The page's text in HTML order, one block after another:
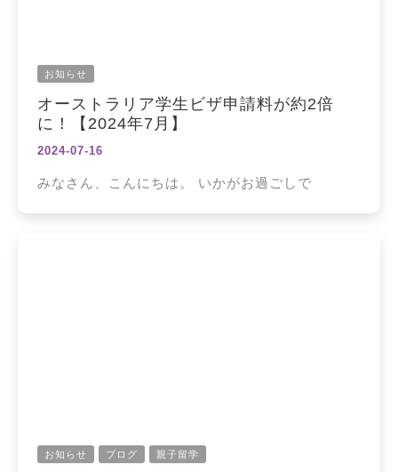
お知らせ
オーストラリア学生ビザ申請料が約2倍
に！【2024年7月】
2024-07-16
みなさん、こんにちは。 いかがお過ごしで
お知らせ ブログ 親子留学